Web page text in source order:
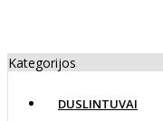
Kategorijos
DUSLINTUVAI